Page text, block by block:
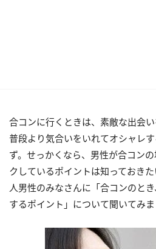
合コンに行くときは、素敵な出会い
普段より気合いをいれてオシャレ
ず。せっかくなら、男性が合コン
クしているポイントは知っておき
人男性のみなさんに「合コンのと
するポイント」について聞いてみま